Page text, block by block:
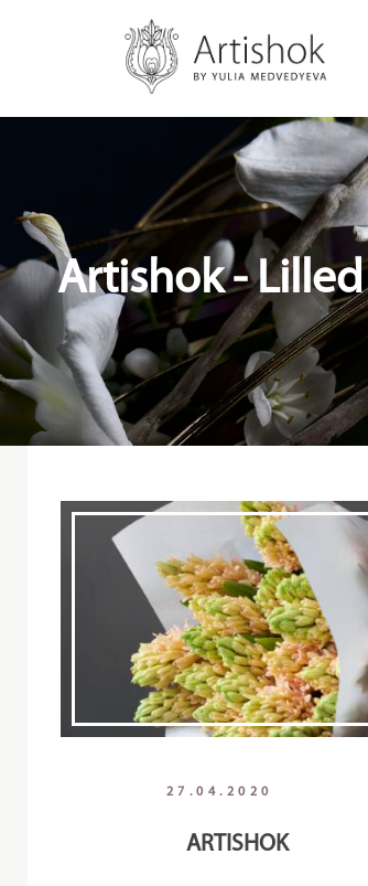
Artishok - Lilled
27.04.2020
ARTISHOK